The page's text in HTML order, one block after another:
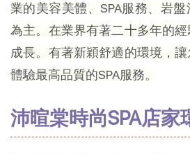
業的美容美體、SPA服務、岩
為主。在業界有著二十多年的
成長。有著新穎舒適的環境，
體驗最高品質的SPA服務。
沛暄棠時尚SPA店家